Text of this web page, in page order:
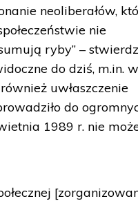
neoliberałów,
nie
ryby” –
do dziś, m.in. w
uwłaszczenie
do
1989 r. nie